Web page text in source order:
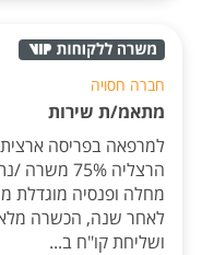
חברה חסויה
מתאמ/ת שירות
למרפאה בפריסה
מחלה ופנסיה מוגדלת
לאחר שנה, הכשרה
ושליחת קו"ח ב...